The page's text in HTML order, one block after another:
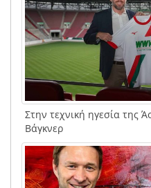
Στην τεχνική ηγεσία της
Βάγκνερ